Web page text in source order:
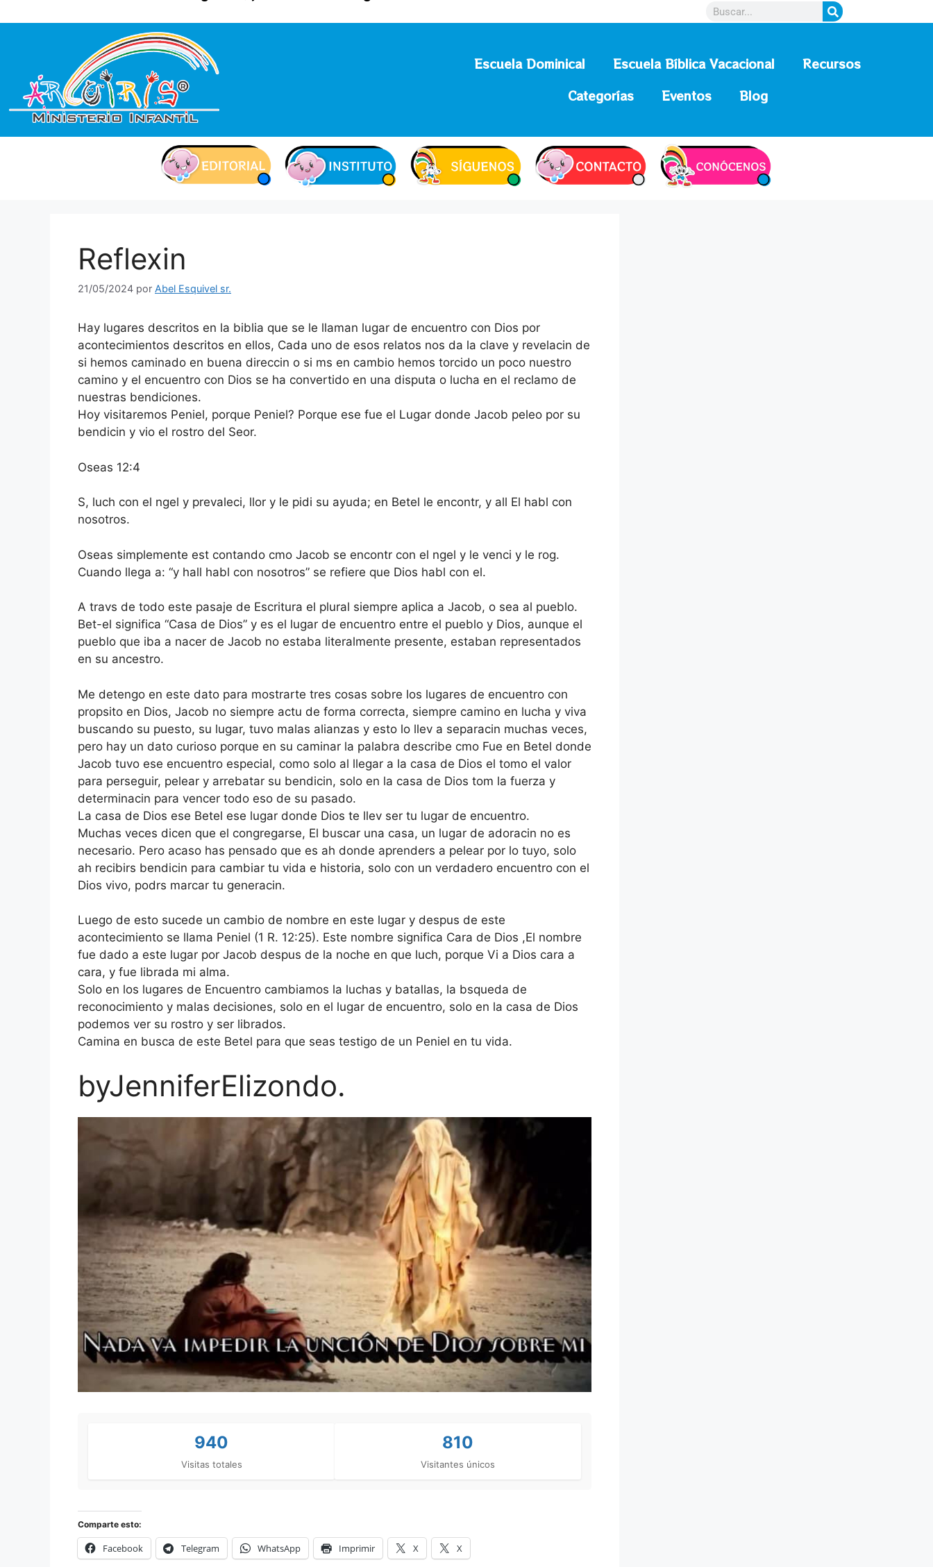
Escuela Dominical Escuela Bíblica Vacacional
Recursos
Categorías
Eventos Blog
Reflexin
21/05/2024 por Abel Esquivel sr.
Hay lugares descritos en la biblia que se le llaman lugar de encuentro con Dios por
acontecimientos descritos en ellos, Cada uno de esos relatos nos da la clave y revelacin de
si hemos caminado en buena direccin o si ms en cambio hemos torcido un poco nuestro
camino y el encuentro con Dios se ha convertido en una disputa o lucha en el reclamo de
nuestras bendiciones.
Hoy visitaremos Peniel, porque Peniel? Porque ese fue el Lugar donde Jacob peleo por su
bendicin y vio el rostro del Seor.
Oseas 12:4
S, luch con el ngel y prevaleci, llor y le pidi su ayuda; en Betel le encontr, y all El habl con
nosotros.
Oseas simplemente est contando cmo Jacob se encontr con el ngel y le venci y le rog.
Cuando llega a: “y hall habl con nosotros” se refiere que Dios habl con el.
A travs de todo este pasaje de Escritura el plural siempre aplica a Jacob, o sea al pueblo.
Bet-el significa “Casa de Dios” y es el lugar de encuentro entre el pueblo y Dios, aunque el
pueblo que iba a nacer de Jacob no estaba literalmente presente, estaban representados
en su ancestro.
Me detengo en este dato para mostrarte tres cosas sobre los lugares de encuentro con
propsito en Dios, Jacob no siempre actu de forma correcta, siempre camino en lucha y viva
buscando su puesto, su lugar, tuvo malas alianzas y esto lo llev a separacin muchas veces,
pero hay un dato curioso porque en su caminar la palabra describe cmo Fue en Betel donde
Jacob tuvo ese encuentro especial, como solo al llegar a la casa de Dios el tomo el valor
para perseguir, pelear y arrebatar su bendicin, solo en la casa de Dios tom la fuerza y
determinacin para vencer todo eso de su pasado.
La casa de Dios ese Betel ese lugar donde Dios te llev ser tu lugar de encuentro.
Muchas veces dicen que el congregarse, El buscar una casa, un lugar de adoracin no es
necesario. Pero acaso has pensado que es ah donde aprenders a pelear por lo tuyo, solo
ah recibirs bendicin para cambiar tu vida e historia, solo con un verdadero encuentro con el
Dios vivo, podrs marcar tu generacin.
Luego de esto sucede un cambio de nombre en este lugar y despus de este
acontecimiento se llama Peniel (1 R. 12:25). Este nombre significa Cara de Dios ,El nombre
fue dado a este lugar por Jacob despus de la noche en que luch, porque Vi a Dios cara a
cara, y fue librada mi alma.
Solo en los lugares de Encuentro cambiamos la luchas y batallas, la bsqueda de
reconocimiento y malas decisiones, solo en el lugar de encuentro, solo en la casa de Dios
podemos ver su rostro y ser librados.
Camina en busca de este Betel para que seas testigo de un Peniel en tu vida.
byJenniferElizondo.
940
Visitas totales
810
Visitantes únicos
Comparte esto:
Facebook Telegram WhatsApp Imprimir X X